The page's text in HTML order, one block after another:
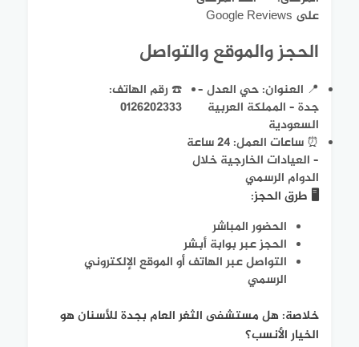
على Google Reviews
الحجز والموقع والتواصل
📍 العنوان: حي العدل –
جدة – المملكة العربية
السعودية
☎️ رقم الهاتف:
0126202333
⏰ ساعات العمل: 24 ساعة
– العيادات الخارجية خلال
الدوام الرسمي
🖥️ طرق الحجز:
الحضور المباشر
الحجز عبر بوابة أبشر
التواصل عبر الهاتف أو الموقع الإلكتروني
الرسمي
خلاصة: هل مستشفى الثغر العام بجدة للأسنان هو
الخيار الأنسب؟